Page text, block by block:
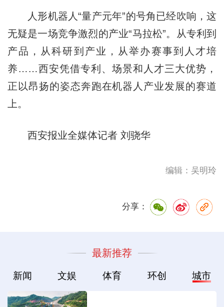
人形机器人“量产元年”的号角已经吹响，这
无疑是一场竞争激烈的产业“马拉松”。从专利到
产品，从科研到产业，从举办赛事到人才培
养……西安凭借专利、场景和人才三大优势，
正以昂扬的姿态奔跑在机器人产业发展的赛道
上。
西安报业全媒体记者 刘骁华
编辑：吴明玲
分享：
最新推荐
新闻 文娱 体育 环创 城市